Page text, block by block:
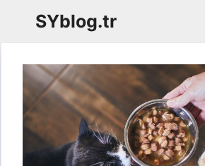
SYblog.tr